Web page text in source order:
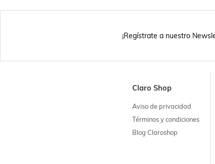
¡Regístrate a nuestro
Claro Shop
Aviso de privacidad
Términos y condiciones
Blog Claroshop